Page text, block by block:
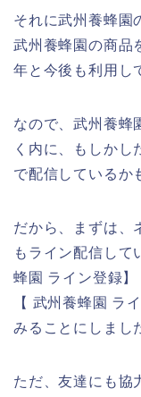
それに武州養蜂園
武州養蜂園の商品
年と今後も利用し
なので、武州養蜂
く内に、もしかし
で配信しているか
だから、まずは、
もライン配信して
蜂園 ライン登録】
【 武州養蜂園 ラ
みることにしまし
ただ、友達にも協